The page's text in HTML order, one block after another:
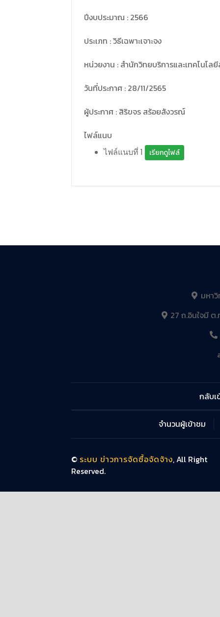
ปีงบประมาณ : 2566
ประเภท : วิธีเฉพาะเจาะจง
หน่วยงาน : สำนักวิทยบริการและเทคโนโล
วันที่ประกาศ : 28/11/2565
ผู้ประกาศ : สิริขจร สร้อยสังวรณ์
ไฟล์แนบ
ไฟล์แนบที่ 1 เรียกดูไฟล์
มหา
27 ถ.อินใจมี
กลับเ
จำนวนผู้เข้าชม
© ระบบ ข่าวการจัดซื้อจัดจ้าง, All Right
Reserved.